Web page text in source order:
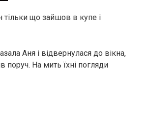
тільки що зайшов в купе і
Аня і відвернулася до вікна,
поруч. На мить їхні погляди